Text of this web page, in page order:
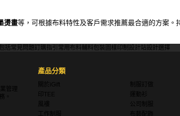
燙畫等，可根據布料特性及客戶需求推薦最合適的方案
括常見問題訂購指引 常用布料輔料包裝 圖樣印制 設計站設計選擇
管理
。
產品分類
關於iGift
制服訂做
印TEE
運動衫
風褸
公司制服
工作制服
布藝配飾